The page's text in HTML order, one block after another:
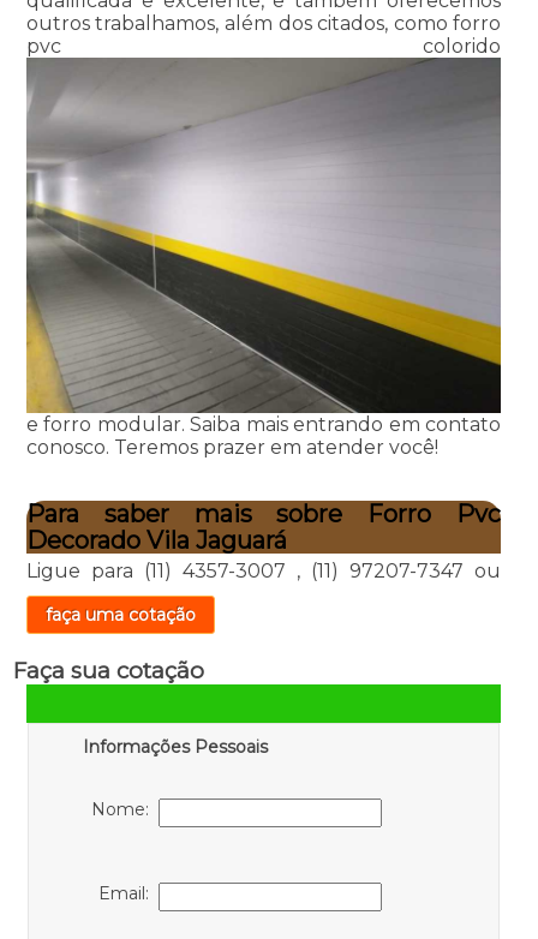
outros trabalhamos, além dos citados, como forro
pvc colorido
e forro modular. Saiba mais entrando em contato
conosco. Teremos prazer em atender você!
Para saber mais sobre Forro Pvc
Decorado Vila Jaguará
Ligue para (11) 4357-3007 , (11) 97207-7347 ou
faça uma cotação
Faça sua cotação
Informações Pessoais
Nome:
Email: